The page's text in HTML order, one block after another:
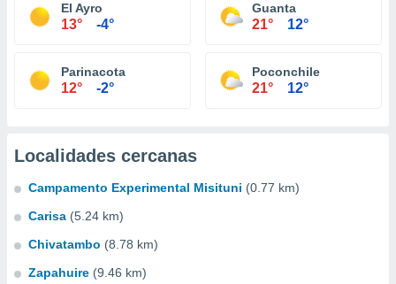
El Ayro
13° -4°
Guanta
21° 12°
Parinacota
12° -2°
Poconchile
21° 12°
Localidades cercanas
Campamento Experimental Misituni (0.77 km)
Carisa (5.24 km)
Chivatambo (8.78 km)
Zapahuire (9.46 km)